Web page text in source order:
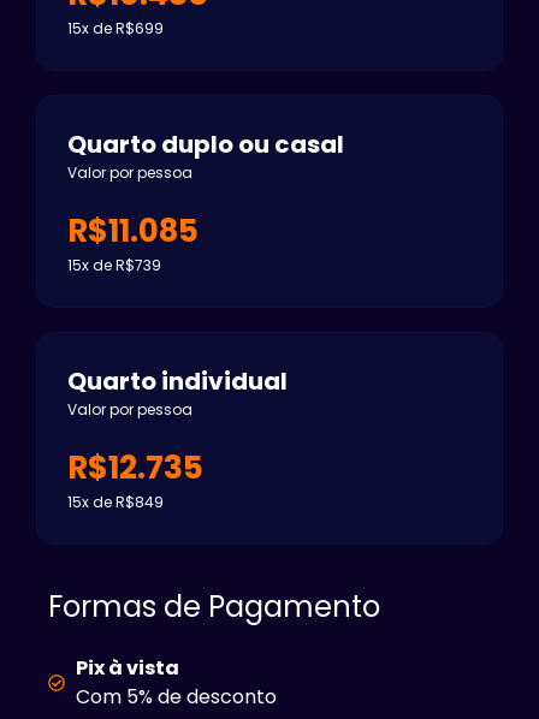
15x de R$699
Quarto duplo ou casal
Valor por pessoa
R$11.085
15x de R$739
Quarto individual
Valor por pessoa
R$12.735
15x de R$849
Formas de Pagamento
Pix à vista
Com 5% de desconto